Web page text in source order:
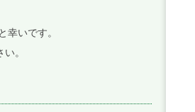
いです。
。